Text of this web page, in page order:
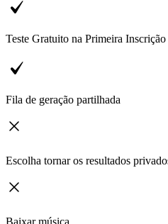
Teste Gratuito na Primeira Inscrição
Fila de geração partilhada
Escolha tornar os resultados
Baixar música